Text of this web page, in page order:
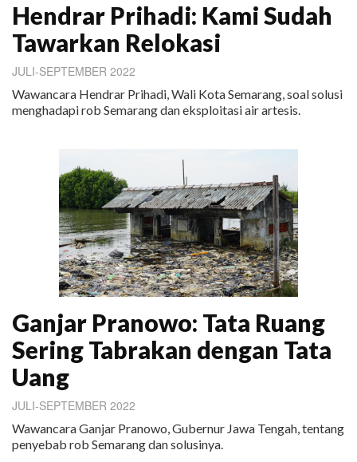
Hendrar Prihadi: Kami Sudah
Tawarkan Relokasi
JULI-SEPTEMBER 2022
Wawancara Hendrar Prihadi, Wali Kota Semarang, soal solusi
menghadapi rob Semarang dan eksploitasi air artesis.
Ganjar Pranowo: Tata Ruang
Sering Tabrakan dengan Tata
Uang
JULI-SEPTEMBER 2022
Wawancara Ganjar Pranowo, Gubernur Jawa Tengah, tentang
penyebab rob Semarang dan solusinya.